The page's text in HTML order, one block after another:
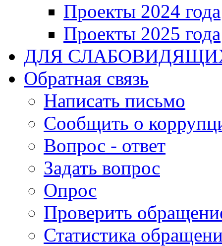
Проекты 2024 года
Проекты 2025 года
ДЛЯ
Обратная связь
Написать письмо
Сообщить о
Вопрос - ответ
Задать вопрос
Опрос
Проверить
Статистика